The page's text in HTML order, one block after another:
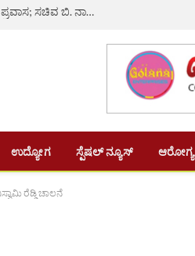
ವಾಲ್ಮೀಕಿ ನಿಗಮ ಹಗರಣ: ಜಾಮೀನು ಷರತ್ತು ಉಲ್ಲಂಘಿಸಿ ದೆಹಲಿ ಪ್ರವಾಸ; ಸಚಿವ ಬಿ. ನಾಗೇಂದ್ರ ವಿರುದ್ಧ ಆರ್. ಅಶೋಕ್ ತೀವ್ರ ವಾಗ್ದಾಳಿ!
ಉದ್ಯೋಗ ಸ್ಪೆಷಲ್ ನ್ಯೂಸ್ ಆರೋಗ್ಯ
ರೆಡ್ಡಿ ಚಾಲನೆ